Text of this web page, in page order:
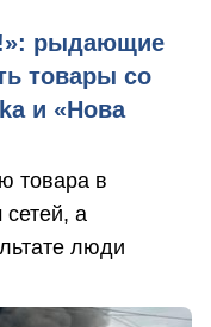
рыдающие
товары со
и «Нова
товара в
сетей, а
люди